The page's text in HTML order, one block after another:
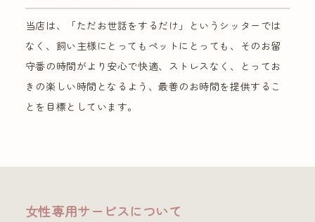
当店は、「ただお世話をするだけ」というシッターでは
なく、飼い主様にとってもペットにとっても、そのお留
守番の時間がより安心で快適、ストレスなく、とってお
きの楽しい時間となるよう、最善のお時間を提供するこ
とを目標としています。
女性専用サービスについて